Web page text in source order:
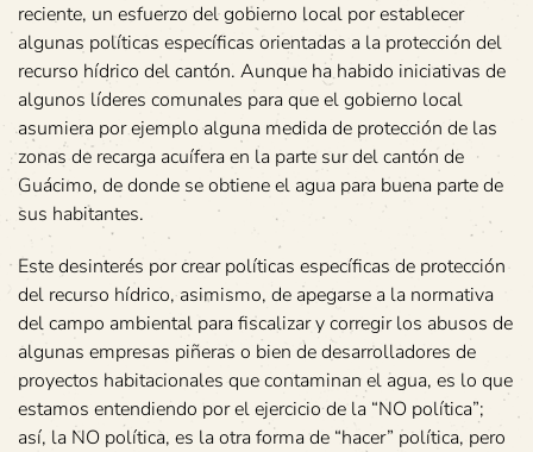
reciente, un esfuerzo del gobierno local por establecer
algunas políticas específicas orientadas a la protección del
recurso hídrico del cantón. Aunque ha habido iniciativas de
algunos líderes comunales para que el gobierno local
asumiera por ejemplo alguna medida de protección de las
zonas de recarga acuífera en la parte sur del cantón de
Guácimo, de donde se obtiene el agua para buena parte de
sus habitantes.
Este desinterés por crear políticas específicas de protección
del recurso hídrico, asimismo, de apegarse a la normativa
del campo ambiental para fiscalizar y corregir los abusos de
algunas empresas piñeras o bien de desarrolladores de
proyectos habitacionales que contaminan el agua, es lo que
estamos entendiendo por el ejercicio de la “NO política”;
así, la NO política, es la otra forma de “hacer” política, pero